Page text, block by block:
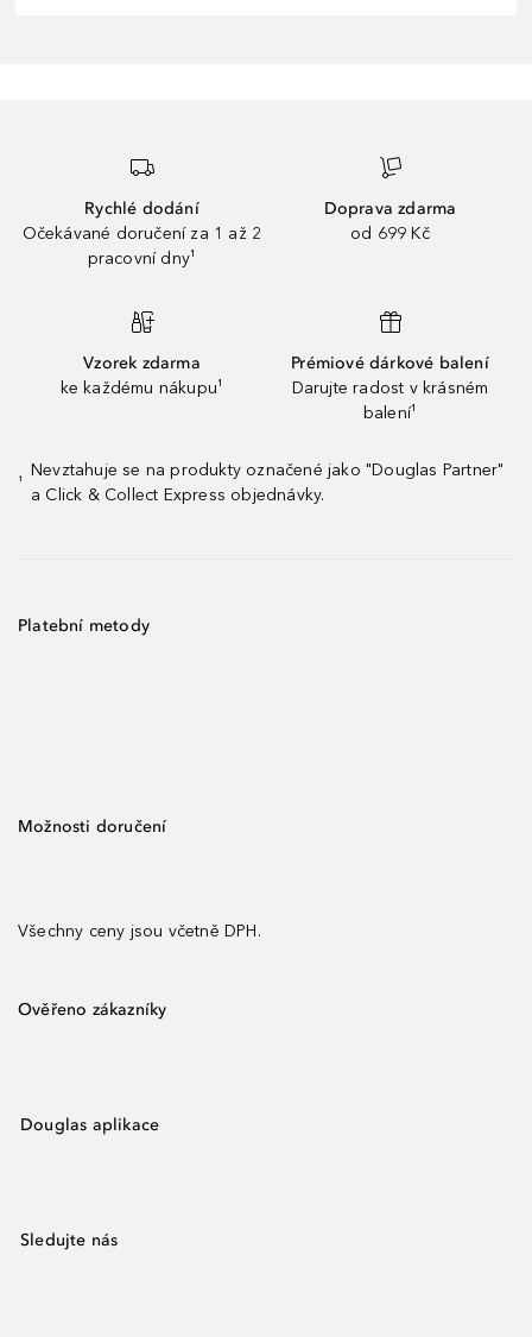
Rychlé dodání
Očekávané doručení za 1 až 2
pracovní dny¹
Doprava zdarma
od 699 Kč
Vzorek zdarma
ke každému nákupu¹
Prémiové dárkové balení
Darujte radost v krásném
balení¹
¹
Nevztahuje se na produkty označené jako "Douglas Partner"
a Click & Collect Express objednávky.
Platební metody
Možnosti doručení
Všechny ceny jsou včetně DPH.
Ověřeno zákazníky
Douglas aplikace
Sledujte nás